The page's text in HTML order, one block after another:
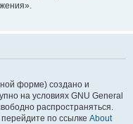
форме) создано и
на условиях GNU General
распространяться.
по ссылке About